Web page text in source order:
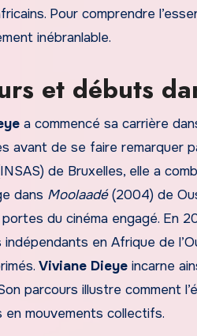
Pour comprendre
inébranlable.
et débuts
a commencé sa carrière
avant de se faire remarquer
de Bruxelles, elle a
dans Moolaadé(2004) de
du cinéma engagé. En
indépendants en Afrique de
Viviane Dieye incarne
parcours illustre comment
en mouvements collectifs.